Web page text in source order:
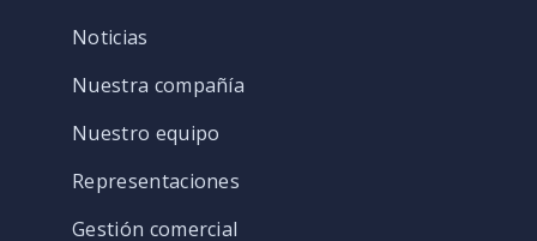
Noticias
Nuestra compañía
Nuestro equipo
Representaciones
Gestión comercial